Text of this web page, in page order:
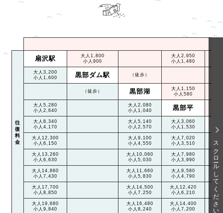
スクロールしてください
往
復
料
金
扇沢駅
大人1,800
小人900
大人2,950
小人1,480
大人3,200
小人1,600
黒部ダム駅 （徒歩）
（徒歩） 黒部湖
大人1,150
小人580
大人5,280
小人2,640
大人2,080
小人1,040
黒部平
大人8,340
小人4,170
大人5,140
小人2,570
大人3,060
小人1,530
大人12,300
小人6,150
大人9,100
小人4,550
大人7,020
小人3,510
小
大人13,260
小人6,630
大人10,060
小人5,030
大人7,980
小人3,990
大
小
大人14,860
小人7,430
大人11,660
小人5,830
大人9,580
小人4,790
大
小
大人17,700
小人8,850
大人14,500
小人7,250
大人12,420
小人6,210
大
小
大人19,680
小人9,840
大人16,480
小人8,240
大人14,400
小人7,200
大
小